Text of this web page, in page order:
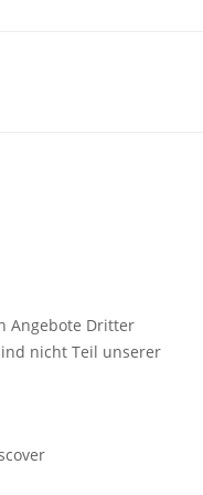
Angebote Dritter
nicht Teil unserer